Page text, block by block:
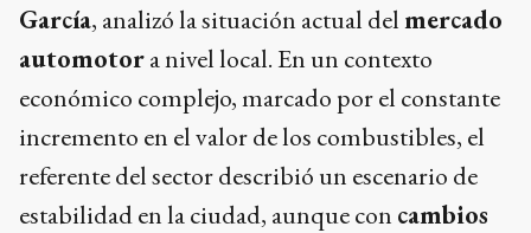
García, analizó la situación actual delmercado
automotora nivel local. En un contexto
económico complejo, marcado por el constante
incremento en el valor de los combustibles, el
referente del sector describió un escenario de
estabilidad en la ciudad, aunque con cambios